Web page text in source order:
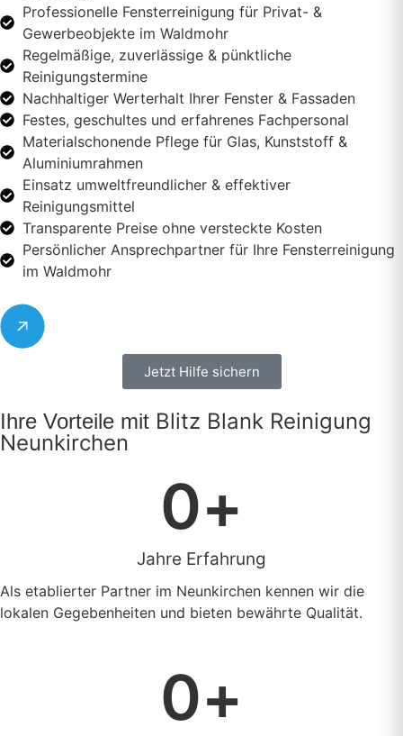
Professionelle Fensterreinigung für Privat- &
Gewerbeobjekte im Waldmohr
Regelmäßige, zuverlässige & pünktliche
Reinigungstermine
Nachhaltiger Werterhalt Ihrer Fenster & Fassaden
Festes, geschultes und erfahrenes Fachpersonal
Materialschonende Pflege für Glas, Kunststoff &
Aluminiumrahmen
Einsatz umweltfreundlicher & effektiver
Reinigungsmittel
Transparente Preise ohne versteckte Kosten
Persönlicher Ansprechpartner für Ihre Fensterreinigung
im Waldmohr
Jetzt Hilfe sichern
Ihre Vorteile mit Blitz Blank Reinigung
Neunkirchen
Jahre Erfahrung
0+
Als etablierter Partner im Neunkirchen kennen wir die
lokalen Gegebenheiten und bieten bewährte Qualität.
0+